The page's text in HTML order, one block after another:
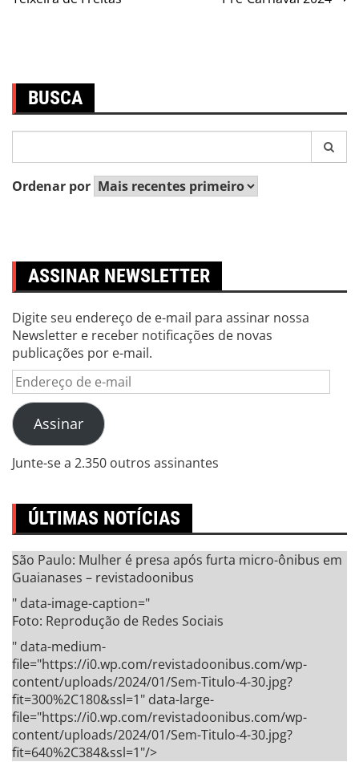
BUSCA
Ordenar por
ASSINAR NEWSLETTER
Digite seu endereço de e-mail para assinar nossa
Newsletter e receber notificações de novas
publicações por e-mail.
Endereço
de
e-
mailAssinar
Junte-se a 2.350 outros assinantes
ÚLTIMAS NOTÍCIAS
São Paulo: Mulher é presa após furta micro-ônibus em
Guaianases – revistadoonibus
" data-image-caption="
Foto: Reprodução de Redes Sociais
" data-medium-
file="https://i0.wp.com/revistadoonibus.com/wp-
content/uploads/2024/01/Sem-Titulo-4-30.jpg?
fit=300%2C180&ssl=1" data-large-
file="https://i0.wp.com/revistadoonibus.com/wp-
content/uploads/2024/01/Sem-Titulo-4-30.jpg?
fit=640%2C384&ssl=1"/>